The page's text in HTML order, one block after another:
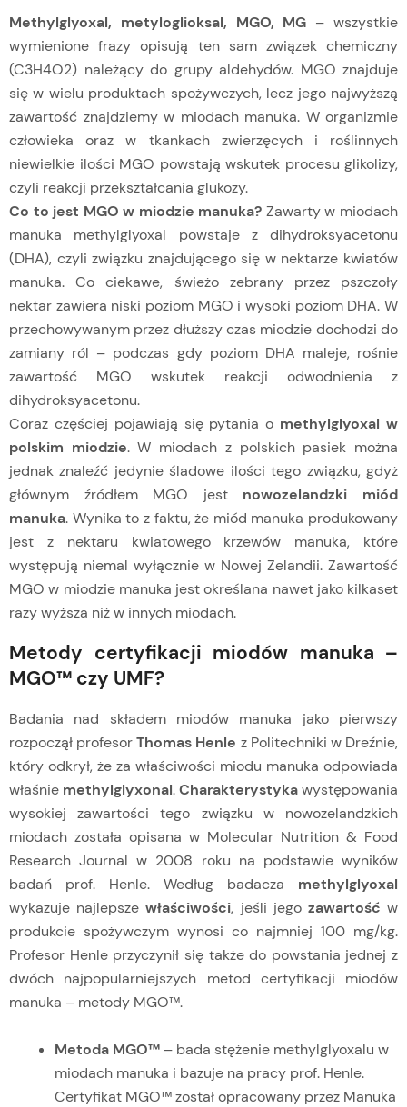
Methylglyoxal, metyloglioksal, MGO, MG – wszystkie
wymienione frazy opisują ten sam związek chemiczny
(C3H4O2) należący do grupy aldehydów. MGO znajduje
się w wielu produktach spożywczych, lecz jego najwyższą
zawartość znajdziemy w miodach manuka. W organizmie
człowieka oraz w tkankach zwierzęcych i roślinnych
niewielkie ilości MGO powstają wskutek procesu glikolizy,
czyli reakcji przekształcania glukozy.
Co to jest MGO w miodzie manuka? Zawarty w miodach
manuka methylglyoxal powstaje z dihydroksyacetonu
(DHA), czyli związku znajdującego się w nektarze kwiatów
manuka. Co ciekawe, świeżo zebrany przez pszczoły
nektar zawiera niski poziom MGO i wysoki poziom DHA. W
przechowywanym przez dłuższy czas miodzie dochodzi do
zamiany ról – podczas gdy poziom DHA maleje, rośnie
zawartość MGO wskutek reakcji odwodnienia z
dihydroksyacetonu.
Coraz częściej pojawiają się pytania o methylglyoxal w
polskim miodzie. W miodach z polskich pasiek można
jednak znaleźć jedynie śladowe ilości tego związku, gdyż
głównym źródłem MGO jest nowozelandzki miód
manuka. Wynika to z faktu, że miód manuka produkowany
jest z nektaru kwiatowego krzewów manuka, które
występują niemal wyłącznie w Nowej Zelandii. Zawartość
MGO w miodzie manuka jest określana nawet jako kilkaset
razy wyższa niż w innych miodach.
Metody certyfikacji miodów manuka –
MGO™ czy UMF?
Badania nad składem miodów manuka jako pierwszy
rozpoczął profesorThomas Henle z Politechniki w Dreźnie,
który odkrył, że za właściwości miodu manuka odpowiada
właśnie methylglyxonal.Charakterystykawystępowania
wysokiej zawartości tego związku w nowozelandzkich
miodach została opisana w Molecular Nutrition & Food
Research Journal w 2008 roku na podstawie wyników
badań prof. Henle. Według badacza methylglyoxal
wykazuje najlepszewłaściwości, jeśli jego zawartość w
produkcie spożywczym wynosi co najmniej 100 mg/kg.
Profesor Henle przyczynił się także do powstania jednej z
dwóch najpopularniejszych metod certyfikacji miodów
manuka – metody MGO™.
Metoda MGO™ – bada stężenie methylglyoxalu w
miodach manuka i bazuje na pracy prof. Henle.
Certyfikat MGO™ został opracowany przez Manuka